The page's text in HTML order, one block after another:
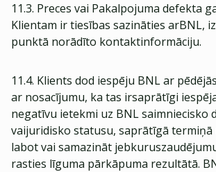
11.3. Preces vai Pakalpojuma defekta
Klientam ir tiesības sazināties arBNL,
punktā norādīto kontaktinformāciju.
11.4. Klients dod iespēju BNL ar
ar nosacījumu, ka tas irsaprātīgi
negatīvu ietekmi uz BNL saimniecisko
vaijuridisko statusu, saprātīgā termiņā
labot vai samazināt
rasties līguma pārkāpuma rezultātā.